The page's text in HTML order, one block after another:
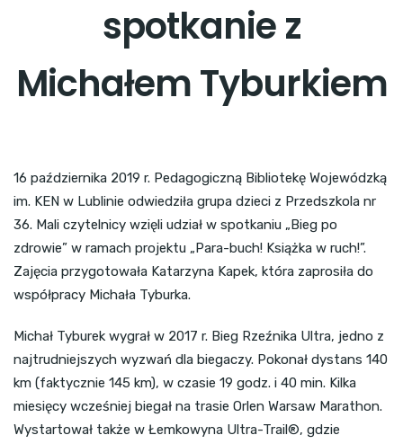
spotkanie z
Michałem Tyburkiem
16 października 2019 r. Pedagogiczną Bibliotekę Wojewódzką
im. KEN w Lublinie odwiedziła grupa dzieci z Przedszkola nr
36. Mali czytelnicy wzięli udział w spotkaniu „Bieg po
zdrowie” w ramach projektu „Para-buch! Książka w ruch!”.
Zajęcia przygotowała Katarzyna Kapek, która zaprosiła do
współpracy Michała Tyburka.
Michał Tyburek wygrał w 2017 r. Bieg Rzeźnika Ultra, jedno z
najtrudniejszych wyzwań dla biegaczy. Pokonał dystans 140
km (faktycznie 145 km), w czasie 19 godz. i 40 min. Kilka
miesięcy wcześniej biegał na trasie Orlen Warsaw Marathon.
Wystartował także w Łemkowyna Ultra-Trail®, gdzie